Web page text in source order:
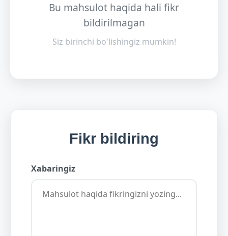
Bu mahsulot haqida hali fikr
bildirilmagan
Siz birinchi bo'lishingiz mumkin!
Fikr bildiring
Xabaringiz